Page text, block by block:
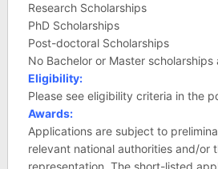
Research Scholarships
PhD Scholarships
Post-doctoral Scholarships
No Bachelor or Master scholarships
Eligibility:
Please see eligibility criteria in the
Awards:
Applications are subject to
relevant national authorities and/or
representation. The short-listed